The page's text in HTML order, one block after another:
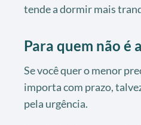
tende a dormir mais
Para quem não é
Se você quer o menor
importa com prazo,
pela urgência.